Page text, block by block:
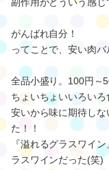
あ、ざく切りキャベ
今日から半年間、月１
注射打つだけだけど(´-
副作用がどういう感
がんばれ自分！
ってことで、安い肉